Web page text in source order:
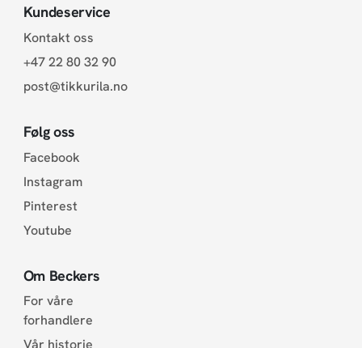
Kundeservice
Kontakt oss
+47 22 80 32 90
post@tikkurila.no
Følg oss
Facebook
Instagram
Pinterest
Youtube
Om Beckers
For våre
forhandlere
Vår historie